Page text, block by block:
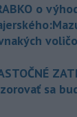
o
sa